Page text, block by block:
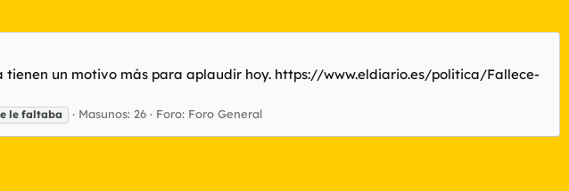
un motivo más para aplaudir hoy. https://www.eldiario.es/politica/Fallece-
le faltaba Masunos: 26 Foro: Foro General